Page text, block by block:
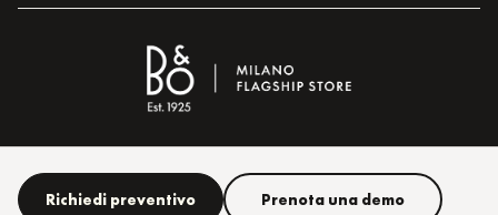
Richiedi preventivo Prenota una demo